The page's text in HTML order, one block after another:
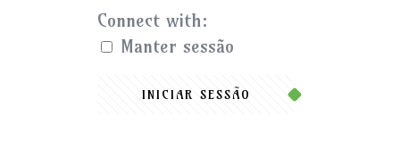
Connect with:
Manter sessão
INICIAR SESSÃO